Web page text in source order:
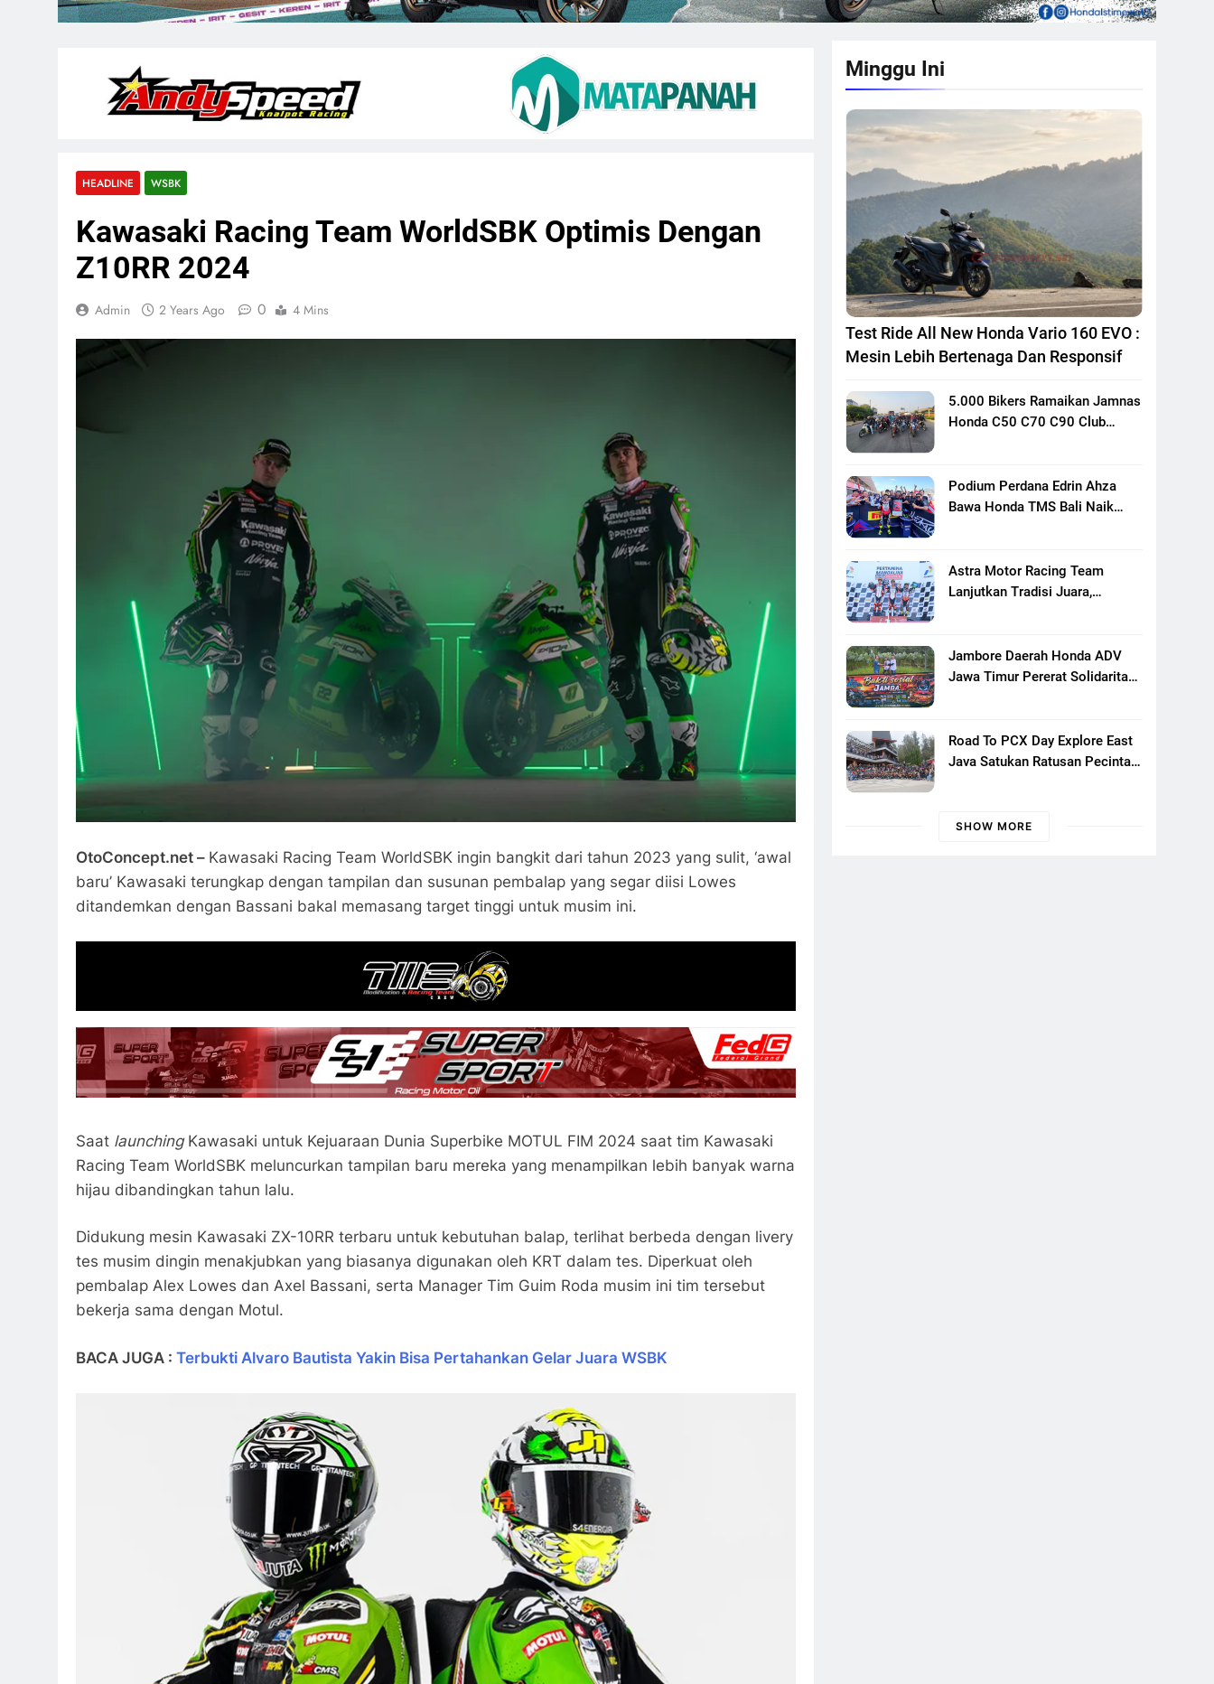
HEADLINE WSBK
Kawasaki Racing Team WorldSBK Optimis Dengan
Z10RR 2024
Admin 2 Years Ago 0 4 Mins
OtoConcept.net – Kawasaki Racing Team WorldSBK ingin bangkit dari tahun 2023 yang sulit, ‘awal
baru’ Kawasaki terungkap dengan tampilan dan susunan pembalap yang segar diisi Lowes
ditandemkan dengan Bassani bakal memasang target tinggi untuk musim ini.
Saat launchingKawasaki untuk Kejuaraan Dunia Superbike MOTUL FIM 2024 saat tim Kawasaki
Racing Team WorldSBK meluncurkan tampilan baru mereka yang menampilkan lebih banyak warna
hijau dibandingkan tahun lalu.
Didukung mesin Kawasaki ZX-10RR terbaru untuk kebutuhan balap, terlihat berbeda dengan livery
tes musim dingin menakjubkan yang biasanya digunakan oleh KRT dalam tes. Diperkuat oleh
pembalap Alex Lowes dan Axel Bassani, serta Manager Tim Guim Roda musim ini tim tersebut
bekerja sama dengan Motul.
BACA JUGA : Terbukti Alvaro Bautista Yakin Bisa Pertahankan Gelar Juara WSBK
Minggu Ini
Test Ride All New Honda Vario 160 EVO :
Mesin Lebih Bertenaga Dan Responsif
5.000 Bikers Ramaikan Jamnas
Honda C50 C70 C90 Club
Motor Klasik Honda
Podium Perdana Edrin Ahza
Bawa Honda TMS Bali Naik
Astra Motor Racing Team
Lanjutkan Tradisi Juara,
Putaran Ke 3
Jambore Daerah Honda ADV
Jawa Timur Pererat Solidaritas
Banyuwangi
Road To PCX Day Explore East
Java Satukan Ratusan Pecinta
SHOW MORE